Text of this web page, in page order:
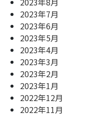
2023年7月
2023年6月
2023年5月
2023年4月
2023年3月
2023年2月
2023年1月
2022年12月
2022年11月